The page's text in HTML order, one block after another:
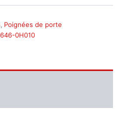
, Poignées de porte
0H010